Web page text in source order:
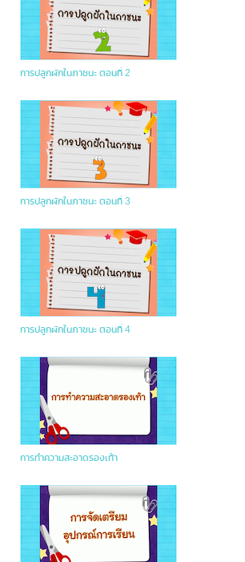
การปลูกผักในภาชนะ ตอนที่ 2
การปลูกผักในภาชนะ ตอนที่ 3
การปลูกผักในภาชนะ ตอนที่ 4
การทำความสะอาดรองเท้า